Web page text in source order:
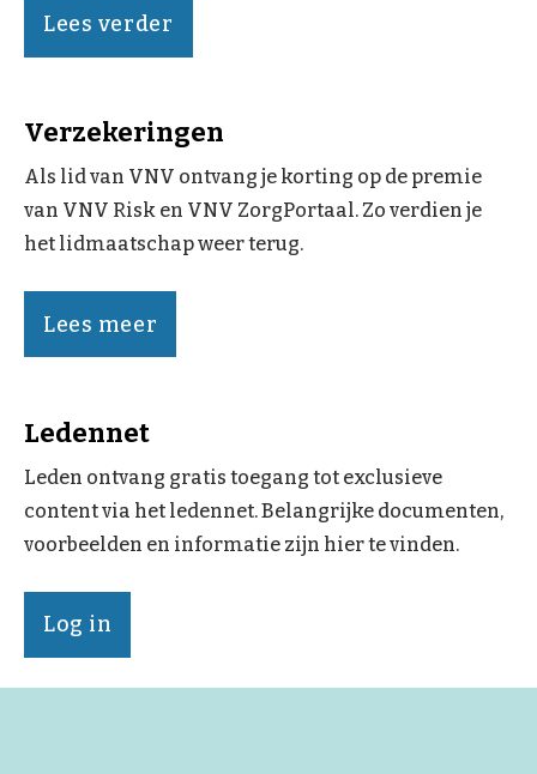
Lees verder
Verzekeringen
Als lid van VNV ontvang je korting op de premie
van VNV Risk en VNV ZorgPortaal. Zo verdien je
het lidmaatschap weer terug.
Lees meer
Ledennet
Leden ontvang gratis toegang tot exclusieve
content via het ledennet. Belangrijke documenten,
voorbeelden en informatie zijn hier te vinden.
Log in